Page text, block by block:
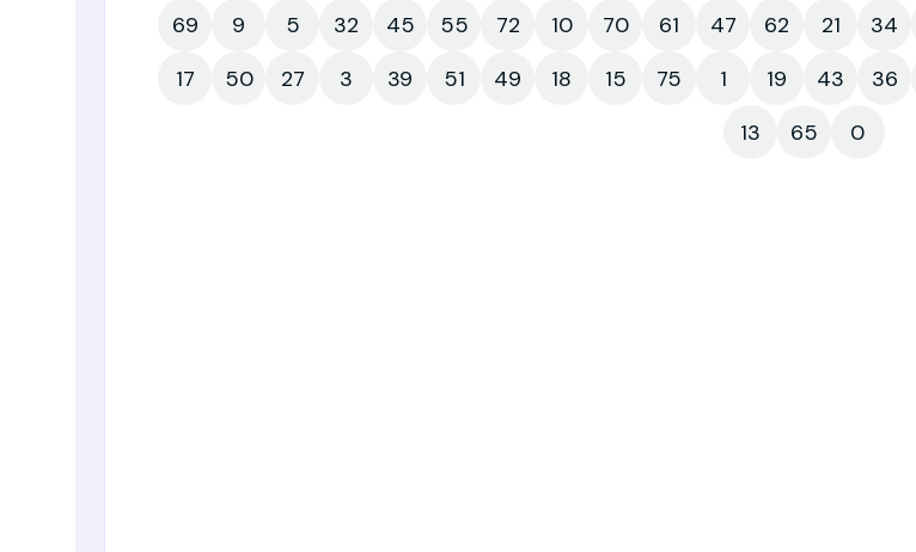
69 9 5 32 45 55 72 10 70 61 47 62 21 34
17
50 27 3 39 51 49 18 15 75 1 19 43 36
13
65 0